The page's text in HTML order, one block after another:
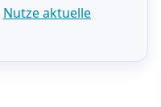
Nutze aktuelle